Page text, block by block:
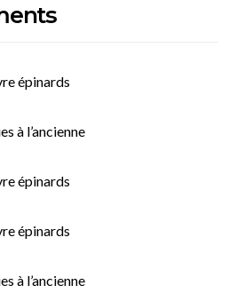
épinards
à l’ancienne
épinards
épinards
à l’ancienne